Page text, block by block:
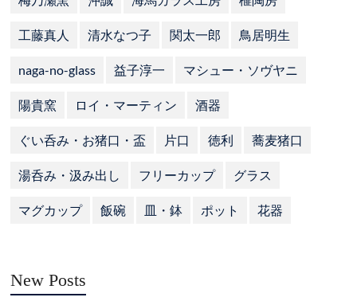
工藤真人 清水なつ子 関太一郎 鳥居明生
naga-no-glass 益子淳一 マシュー・ソヴヤニ
陽貴窯 ロイ・マーティン 酒器
ぐい呑み・お猪口・盃 片口 徳利 蕎麦猪口
湯呑み・汲み出し フリーカップ グラス
マグカップ 飯碗 皿・鉢 ポット 花器
New Posts